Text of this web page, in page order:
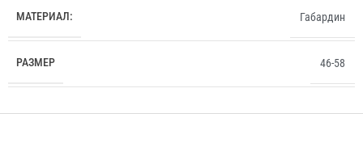
МАТЕРИАЛ: Габардин
РАЗМЕР 46-58